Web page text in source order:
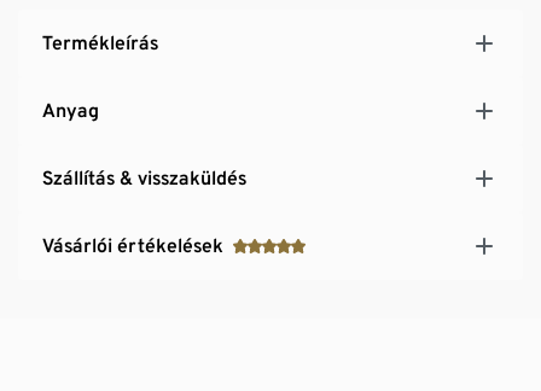
Termékleírás
Anyag
Szállítás & visszaküldés
Vásárlói értékelések